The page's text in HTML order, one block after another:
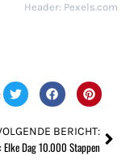
Header: Pexels.com
BERICHT:
Dag 10.000 Stappen